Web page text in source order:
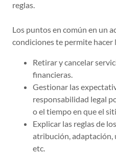
reglas.
Los puntos en común en un
condiciones te permite hacer
Retirar y cancelar
financieras.
Gestionar las
responsabilidad legal
o el tiempo en que el
Explicar las reglas de
atribución, adaptación,
etc.